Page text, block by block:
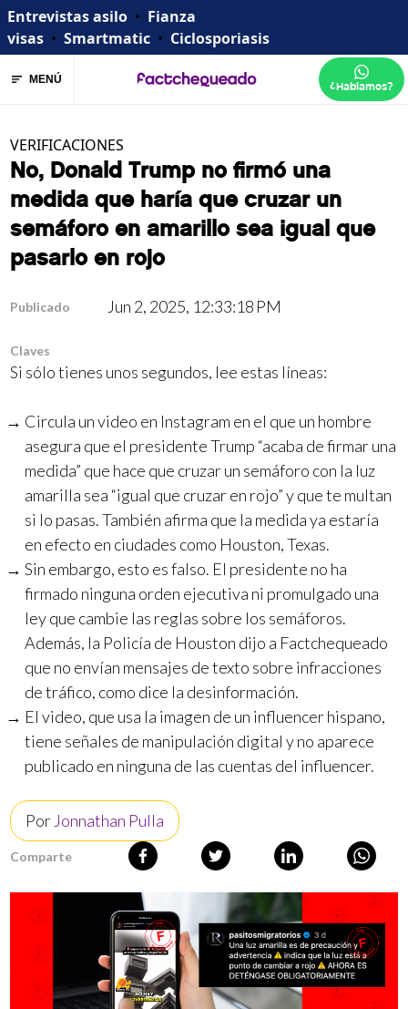
Entrevistas asilo • Fianza
visas • Smartmatic • Ciclosporiasis
MENÚ ¿Hablamos?
VERIFICACIONES
No, Donald Trump no firmó una
medida que haría que cruzar un
semáforo en amarillo sea igual que
pasarlo en rojo
Publicado Jun 2, 2025, 12:33:18 PM
Claves
Si sólo tienes unos segundos, lee estas líneas:
Circula un video en Instagram en el que un hombre
asegura que el presidente Trump “acaba de firmar una
medida” que hace que cruzar un semáforo con la luz
amarilla sea “igual que cruzar en rojo” y que te multan
si lo pasas. También afirma que la medida ya estaría
en efecto en ciudades como Houston, Texas.
Sin embargo, esto es falso. El presidente no ha
firmado ninguna orden ejecutiva ni promulgado una
ley que cambie las reglas sobre los semáforos.
Además, la Policía de Houston dijo a Factchequeado
que no envían mensajes de texto sobre infracciones
de tráfico, como dice la desinformación.
El video, que usa la imagen de un influencer hispano,
tiene señales de manipulación digital y no aparece
publicado en ninguna de las cuentas del influencer.
Por Jonnathan Pulla
Comparte